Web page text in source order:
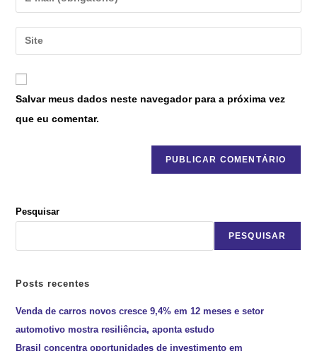
Salvar meus dados neste navegador para a próxima vez
que eu comentar.
Pesquisar
PESQUISAR
Posts recentes
Venda de carros novos cresce 9,4% em 12 meses e setor
automotivo mostra resiliência, aponta estudo
Brasil concentra oportunidades de investimento em